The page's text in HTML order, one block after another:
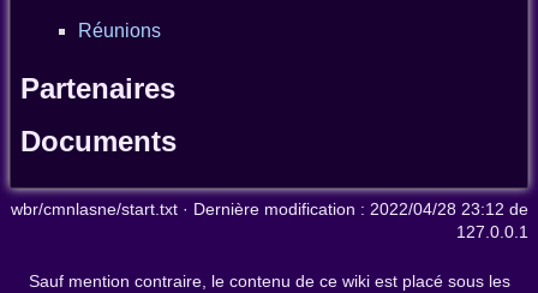
Réunions
Partenaires
Documents
wbr/cmnlasne/start.txt · Dernière modification : 2022/04/28 23:12 de
127.0.0.1
Sauf mention contraire, le contenu de ce wiki est placé sous les